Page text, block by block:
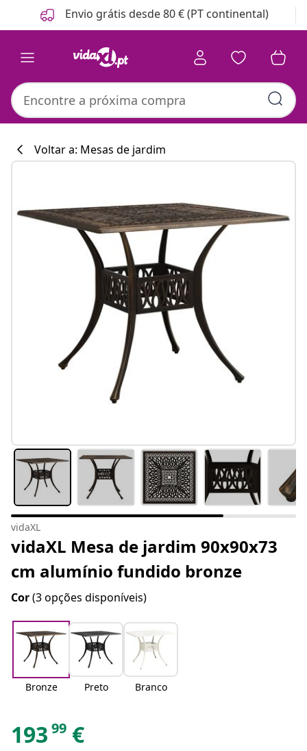
Anterior
Seguinte Envio grátis desde 80 € (PT continental)
Voltar a: Mesas de jardim
vidaXL
vidaXL Mesa de jardim 90x90x73
cm alumínio fundido bronze
Cor(3 opções disponíveis)
Bronze Preto Branco
193 99 €